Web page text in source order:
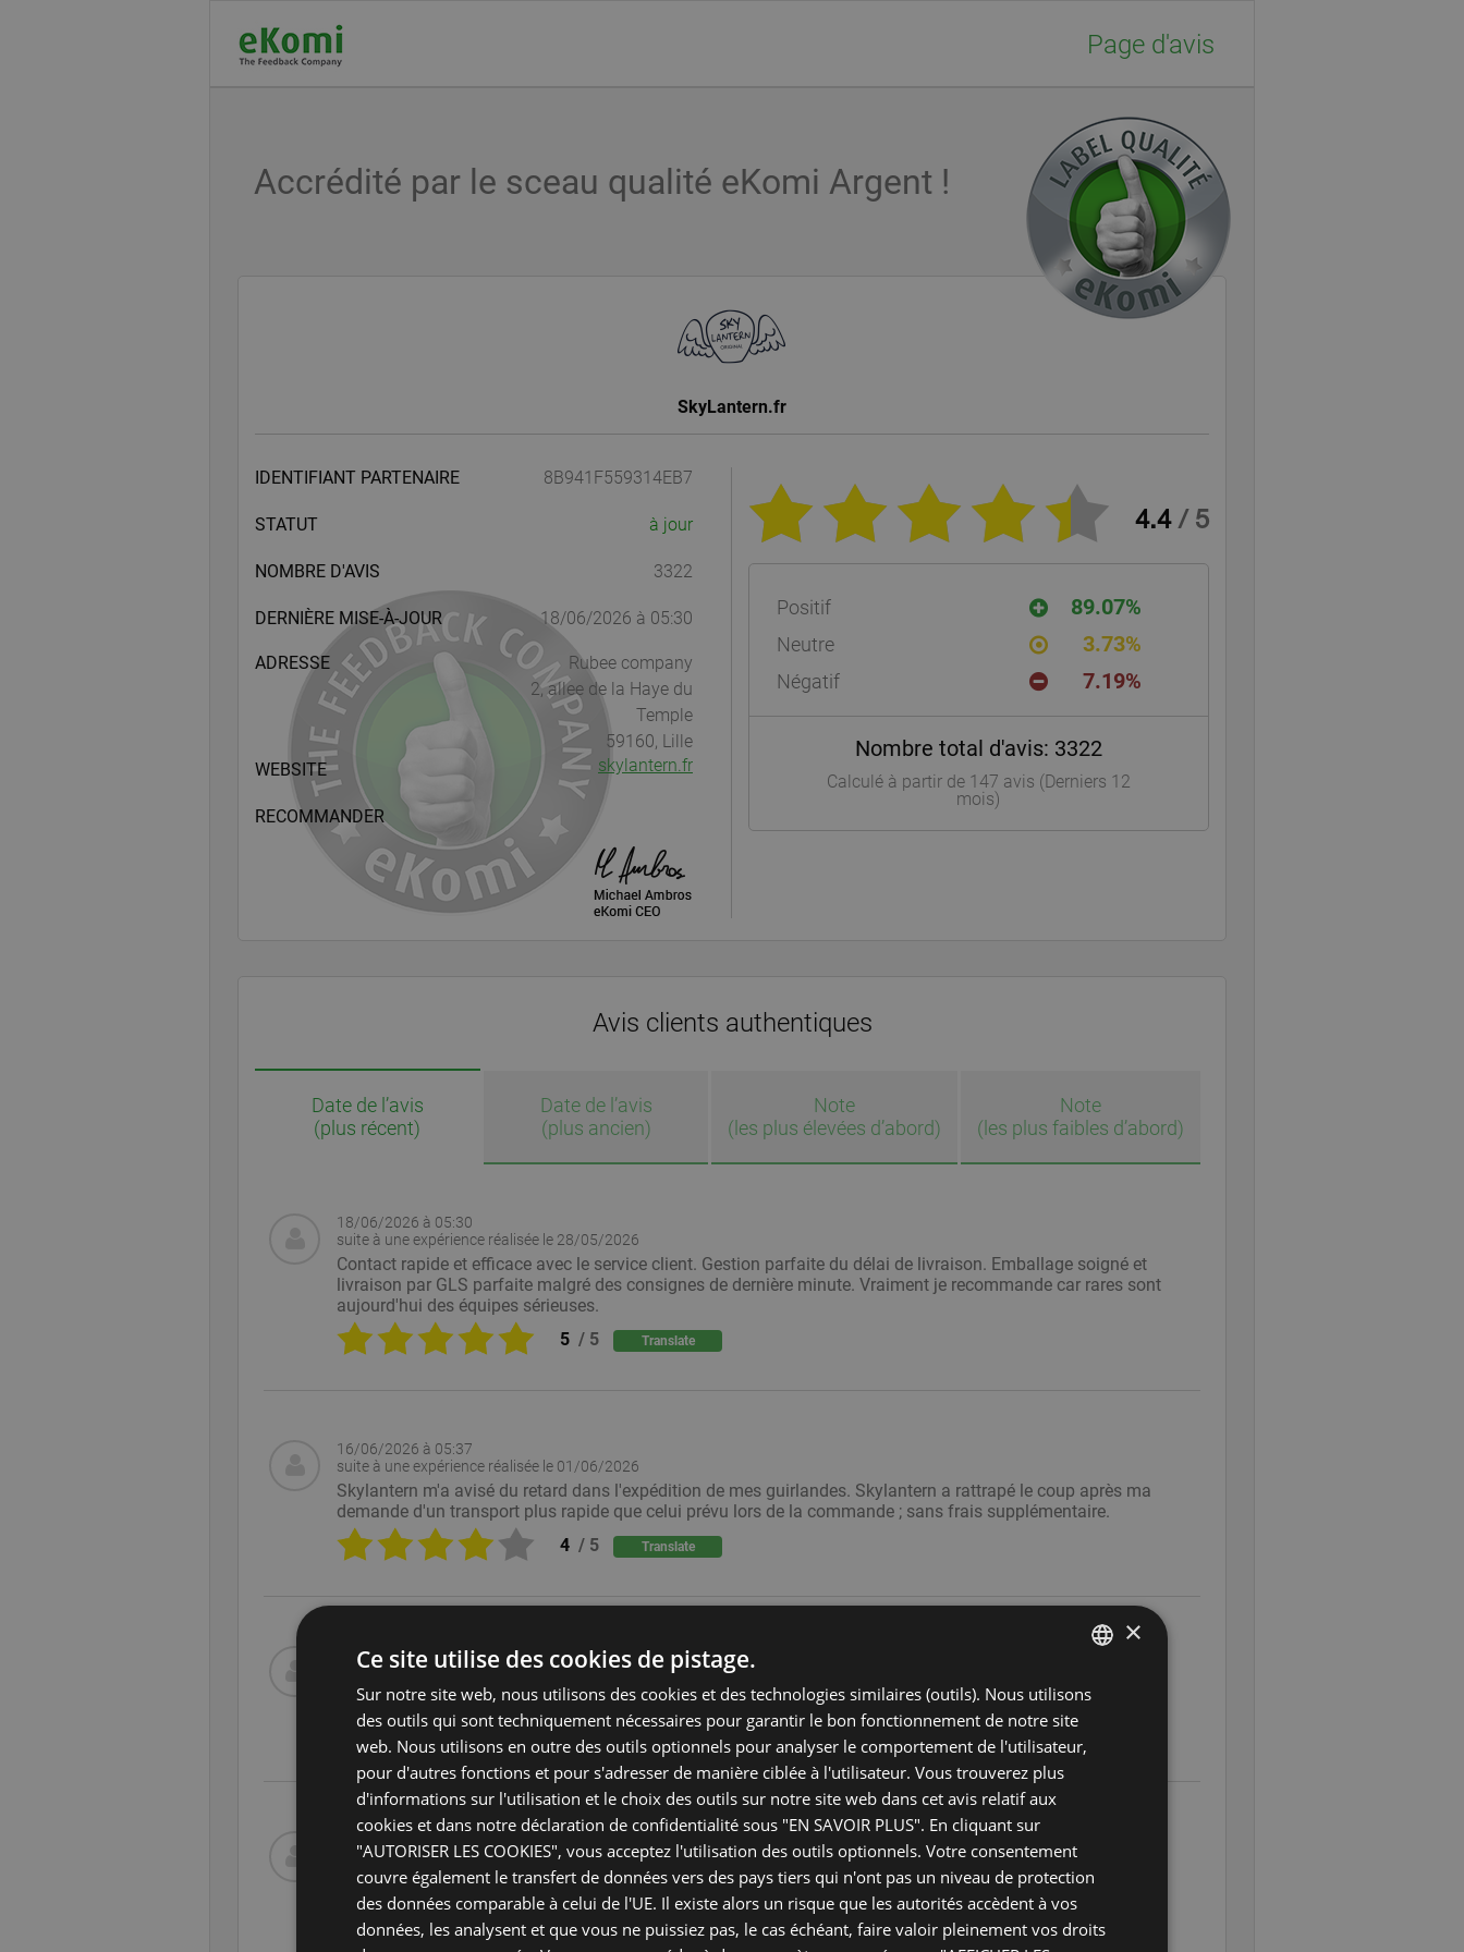
Page d'avis
Accrédité par le sceau qualité eKomi Argent !
SkyLantern.fr
IDENTIFIANT PARTENAIRE 8B941F559314EB7
STATUT à jour
NOMBRE D'AVIS 3322
DERNIÈRE MISE-À-JOUR 18/06/2026 à 05:30
ADRESSE
Rubee company
2, allee de la Haye du
Temple
59160, Lille
WEBSITE
skylantern.fr
RECOMMANDER
4.4/ 5
Positif 89.07%
Neutre 3.73%
Négatif 7.19%
Nombre total d'avis: 3322
Calculé à partir de 147 avis (Derniers 12
mois)
Avis clients authentiques
Date de l’avis
(plus récent)
Date de l’avis
(plus ancien)
Note
(les plus élevées d’abord)
Note
(les plus faibles d’abord)
18/06/2026 à 05:30
suite à une expérience réalisée le 28/05/2026
Contact rapide et efficace avec le service client. Gestion parfaite du délai de livraison. Emballage soigné et
livraison par GLS parfaite malgré des consignes de dernière minute. Vraiment je recommande car rares sont
aujourd'hui des équipes sérieuses.
5 / 5 Translate
16/06/2026 à 05:37
suite à une expérience réalisée le 01/06/2026
Skylantern m'a avisé du retard dans l'expédition de mes guirlandes. Skylantern a rattrapé le coup après ma
demande d'un transport plus rapide que celui prévu lors de la commande ; sans frais supplémentaire.
4 / 5 Translate
15/06/2026 à 17:03
suite à une expérience réalisée le31/05/2026
supers produits! Livraison rapide!
5/5
suite à une expérience réalisée le 29/05/2026
Communiquer sur le site sur des délais réaliste et tenir les clients informés en cas de retard.
2/5
ENGLISH
DUTCH
GERMAN
POLISH
PORTUGUESE
×
Ce site utilise des cookies de pistage.
Sur notre site web, nous utilisons des cookies et des technologies similaires (outils). Nous utilisons
des outils qui sont techniquement nécessaires pour garantir le bon fonctionnement de notre site
web. Nous utilisons en outre des outils optionnels pour analyser le comportement de l'utilisateur,
pour d'autres fonctions et pour s'adresser de manière ciblée à l'utilisateur. Vous trouverez plus
d'informations sur l'utilisation et le choix des outils sur notre site web dans cet avis relatif aux
cookies et dans notre déclaration de confidentialité sous "EN SAVOIR PLUS". En cliquant sur
"AUTORISER LES COOKIES", vous acceptez l'utilisation des outils optionnels. Votre consentement
couvre également le transfert de données vers des pays tiers qui n'ont pas un niveau de protection
des données comparable à celui de l'UE. Il existe alors un risque que les autorités accèdent à vos
données, les analysent et que vous ne puissiez pas, le cas échéant, faire valoir pleinement vos droits